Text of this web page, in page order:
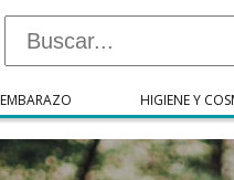
EMBARAZO HIGIENE Y